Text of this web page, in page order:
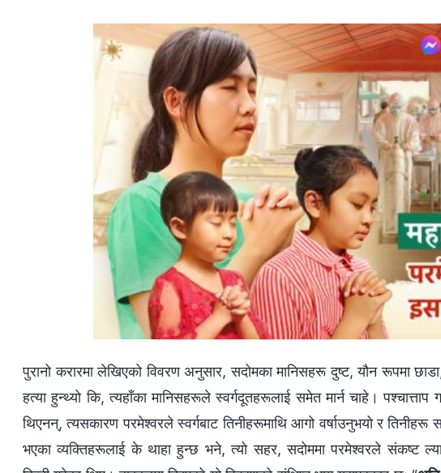
पुरानो करारमा लेखिएको विवरण अनुसार, सदोमका मानिसहरू दुष्ट, यौन रूपमा
हत्या हुन्थ्यो कि, त्यहाँका मानिसहरूले स्वर्गदूतहरूलाई समेत मार्न चाहे।
थिएनन्, त्यसकारण परमेश्‍वरले स्वर्गबाट तिनीहरूमाथि आगो वर्षाउनुभयो र तिनीहरू
भएका व्यक्तिहरूलाई के थाहा हुन्छ भने, त्यो सहर, सदोममा परमेश्‍वरले संकष्ट